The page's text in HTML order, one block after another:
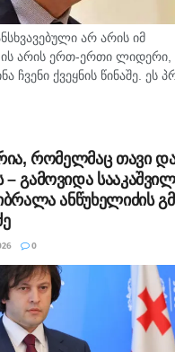
არ არის იმ
ის არის ერთ-ერთი
ჩვენი ქვეყნის წინაშე. ეს
ყველასთვის გასაშიფრი,
დღესაც...
რომელმაც თავი
გამოვიდა
ანწუხელიძის
0